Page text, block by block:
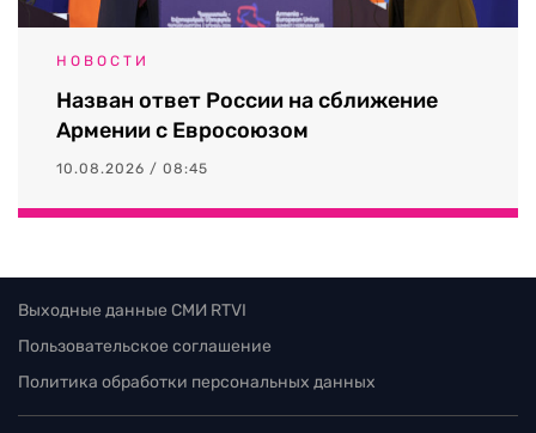
НОВОСТИ
Назван ответ России на сближение
Армении с Евросоюзом
10.08.2026 / 08:45
Выходные данные СМИ RTVI
Пользовательское соглашение
Политика обработки персональных данных